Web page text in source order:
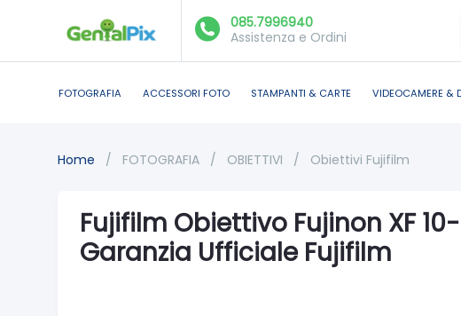
085.7996940
Assistenza e Ordini
FOTOGRAFIA ACCESSORI FOTO STAMPANTI & CARTE VIDEOCAMERE &
Home / FOTOGRAFIA / OBIETTIVI / Obiettivi Fujifilm
Fujifilm Obiettivo Fujinon XF
Garanzia Ufficiale Fujifilm